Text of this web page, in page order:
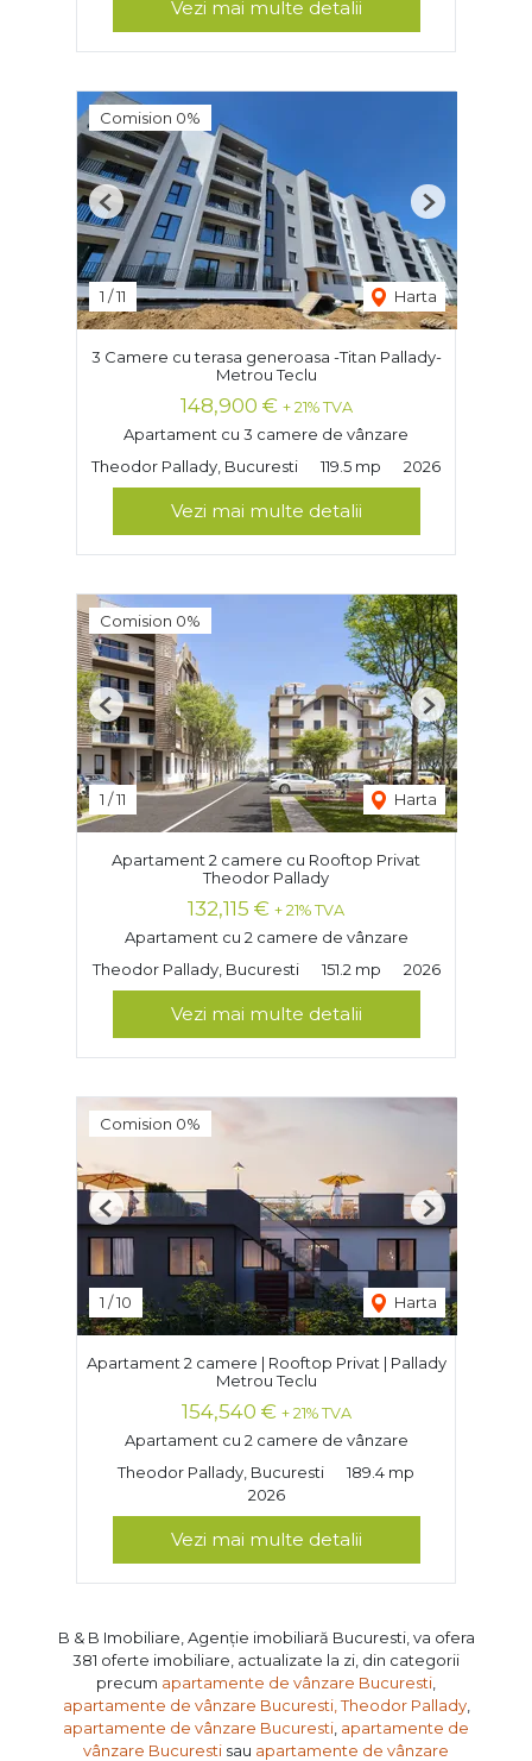
Vezi mai multe detalii
Comision 0%
1 /11 Harta
Previous Next
3 Camere cu terasa generoasa -Titan Pallady-
Metrou Teclu
148,900 € + 21% TVA
Apartament cu 3 camere de vânzare
Theodor Pallady, Bucuresti
119.5 mp 2026
Vezi mai multe detalii
Comision 0%
1 /11 Harta
Previous Next
Apartament 2 camere cu Rooftop Privat
Theodor Pallady
132,115 € + 21% TVA
Apartament cu 2 camere de vânzare
Theodor Pallady, Bucuresti
151.2 mp 2026
Vezi mai multe detalii
Comision 0%
1 /10 Harta
Previous Next
Apartament 2 camere | Rooftop Privat | Pallady
Metrou Teclu
154,540 € + 21% TVA
Apartament cu 2 camere de vânzare
Theodor Pallady, Bucuresti
189.4 mp
2026
Vezi mai multe detalii
B & B Imobiliare, Agenție imobiliară Bucuresti, va ofera
381 oferte imobiliare, actualizate la zi, din categorii
precum apartamente de vânzare Bucuresti
apartamente de vânzare Bucuresti, Theodor Pallady,
apartamente de vânzare Bucuresti apartamente de
vânzare Bucuresti sau apartamente de vânzare